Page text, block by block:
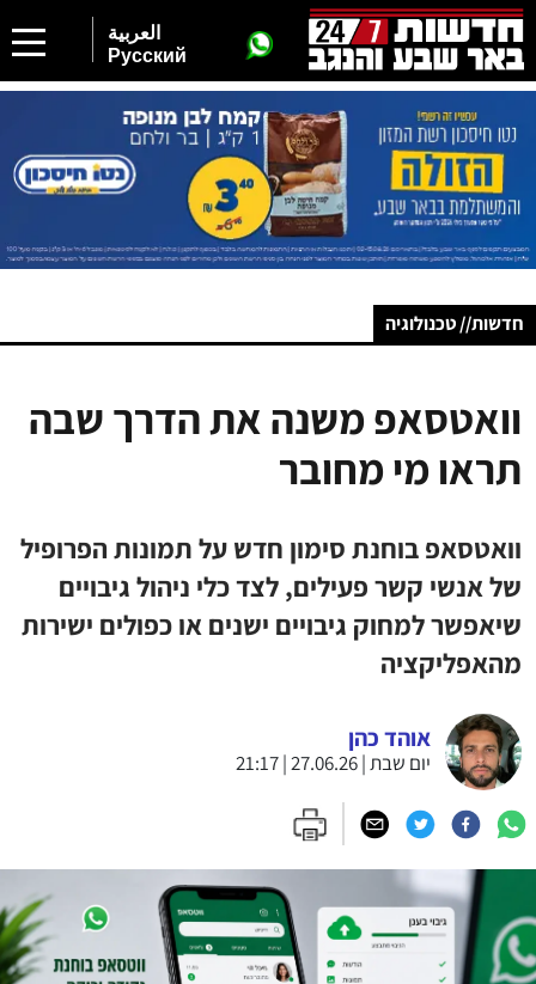
العربية
Русский
חדשות// טכנולוגיה
וואטסאפ משנה את הדרך שבה
תראו מי מחובר
וואטסאפ בוחנת סימון חדש על תמונות הפרופיל
של אנשי קשר פעילים, לצד כלי ניהול גיבויים
שיאפשר למחוק גיבויים ישנים או כפולים ישירות
מהאפליקציה
אוהד כהן
יום שבת | 27.06.26 | 21:17